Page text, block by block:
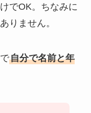
でOK。ちなみに
りません。
自分で名前と年